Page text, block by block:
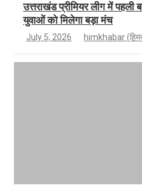
उत्तराखंड प्रीमियर लीग में
युवाओं को मिलेगा बड़ा मंच
July 5, 2026 himkhabar